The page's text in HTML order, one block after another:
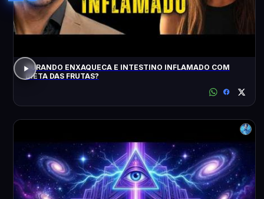
CURANDO ENXAQUECA E INTESTINO INFLAMADO COM
DIETA DAS FRUTAS?